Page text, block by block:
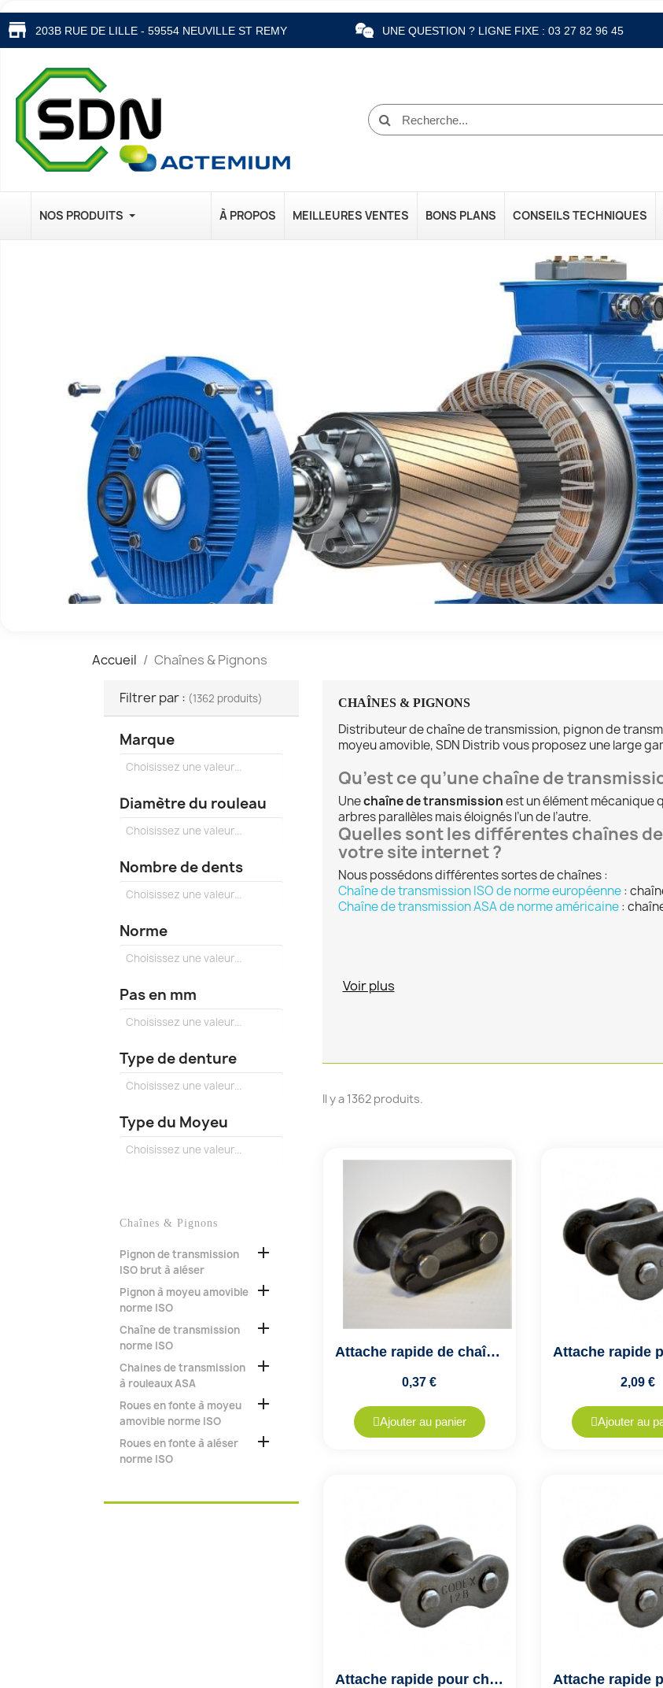
203B RUE DE LILLE - 59554 NEUVILLE ST REMY UNE QUESTION ? LIGNE FIXE : 03 27 82 96 45
NOS PRODUITS À PROPOS MEILLEURES VENTES BONS PLANS CONSEILS TECHNIQUES
Accueil Chaînes & Pignons
Filtrer par : (1362 produits)
Marque
Diamètre du rouleau
Nombre de dents
Norme
Pas en mm
Type de denture
Type du Moyeu
Chaînes & Pignons
Pignon de transmission
ISO brut à aléser

Pignon à moyeu amovible
norme ISO

Chaîne de transmission
norme ISO

Chaines de transmission
à rouleaux ASA

Roues en fonte à moyeu
amovible norme ISO

Roues en fonte à aléser
norme ISO

CHAÎNES & PIGNONS
Distributeur de chaîne de transmission, pignon de
moyeu amovible, SDN Distrib vous proposez une large
Qu’est ce qu’une chaîne de
Unechaîne de transmissionest un élément mécanique
arbres parallèles mais éloignés l’un de l’autre.
Quelles sont les différentes chaînes
votre site internet ?
Nous possédons différentes sortes de chaînes :
Chaîne de transmission ISO de norme européenne:
Chaîne de transmission ASA de norme américaine:
Voir plus
Il y a 1362 produits.
Attache rapide de chaîne simple ISO 06B1 - Pas de 9.52mm
0,37 €
Ajouter au panier
2,09 €
Ajouter au
Attache rapide pour chaîne de transmission double ASA16A2 - Pas de 25.4mm